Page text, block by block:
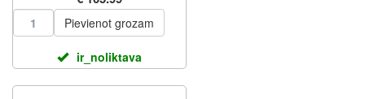
Pievienot grozam
ir_noliktava